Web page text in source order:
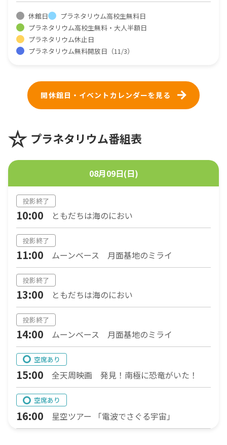
休館日
プラネタリウム高校生無料日
プラネタリウム高校生無料・大人半額日
プラネタリウム休止日
プラネタリウム無料開放日（11/3）
開休館日・イベントカレンダーを見る
プラネタリウム番組表
08月09日(日)
投影終了
10:00 ともだちは海のにおい
投影終了
11:00 ムーンベース 月面基地のミライ
投影終了
13:00 ともだちは海のにおい
投影終了
14:00 ムーンベース 月面基地のミライ
空席あり
15:00 全天周映画 発見！南極に恐竜がいた！
空席あり
16:00 星空ツアー 「電波でさぐる宇宙」